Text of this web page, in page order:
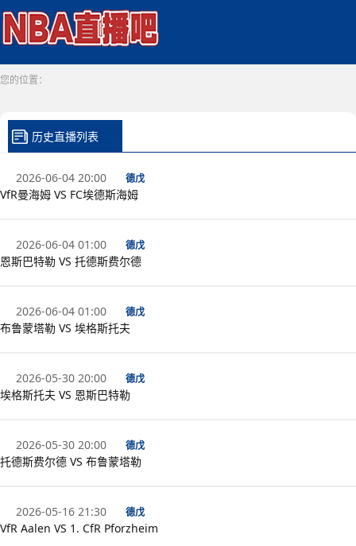
您的位置：
历史直播列表
2026-06-04 20:00 德戊
VfR曼海姆 VS FC埃德斯海姆
2026-06-04 01:00 德戊
恩斯巴特勒 VS 托德斯费尔德
2026-06-04 01:00 德戊
布鲁蒙塔勒 VS 埃格斯托夫
2026-05-30 20:00 德戊
埃格斯托夫 VS 恩斯巴特勒
2026-05-30 20:00 德戊
托德斯费尔德 VS 布鲁蒙塔勒
2026-05-16 21:30 德戊
VfR Aalen VS 1. CfR Pforzheim